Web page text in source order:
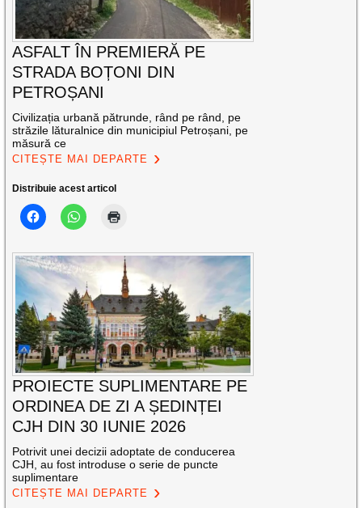
ASFALT ÎN PREMIERĂ PE
STRADA BOȚONI DIN
PETROȘANI
Civilizația urbană pătrunde, rând pe rând, pe
străzile lăturalnice din municipiul Petroșani, pe
măsură ce
CITEȘTE MAI DEPARTE
Distribuie acest articol
PROIECTE SUPLIMENTARE PE
ORDINEA DE ZI A ȘEDINȚEI
CJH DIN 30 IUNIE 2026
Potrivit unei decizii adoptate de conducerea
CJH, au fost introduse o serie de puncte
suplimentare
CITEȘTE MAI DEPARTE